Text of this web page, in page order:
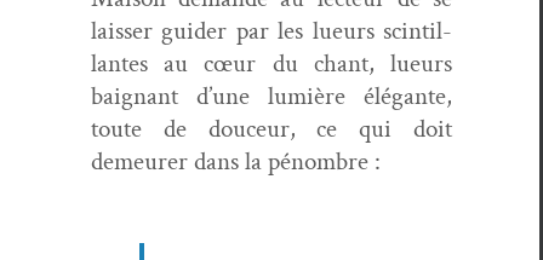
laiss­er guider par les lueurs scin­til­
lantes au cœur du chant, lueurs
baig­nant d’une lumière élé­gante,
toute de douceur, ce qui doit
demeur­er dans la pénombre :